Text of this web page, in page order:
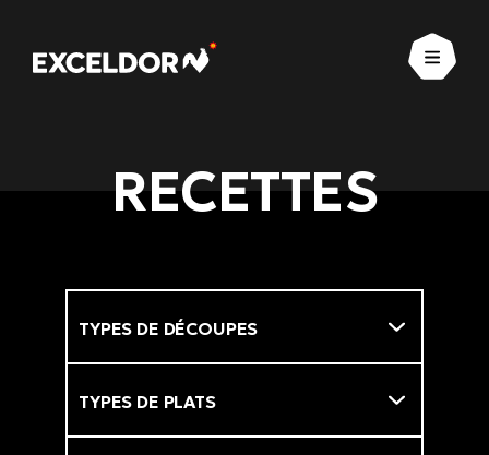
RECETTES